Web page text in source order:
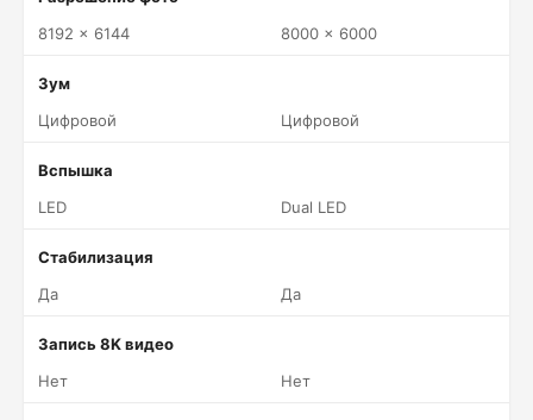
8192 x 6144
8000 x 6000
Зум
Цифровой
Цифровой
Вспышка
LED
Dual LED
Стабилизация
Да
Да
Запись 8K видео
Нет
Нет